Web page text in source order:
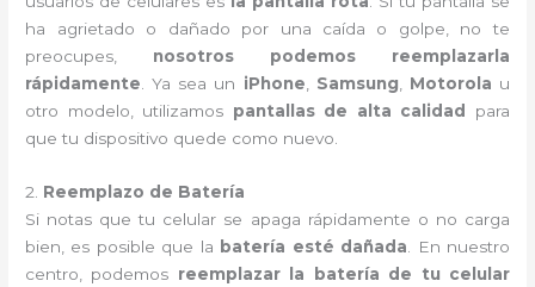
ha agrietado o dañado por una caída o golpe, no te
preocupes, nosotros podemos reemplazarla
rápidamente . Ya sea un iPhone Samsung Motorola u
otro modelo, utilizamos pantallas de alta calidad
para
que tu dispositivo quede como nuevo.
2. Reemplazo de Batería
Si notas que tu celular se apaga rápidamente o no carga
bien, es posible que la batería esté dañada . En nuestro
centro, podemos reemplazar la batería de tu celular